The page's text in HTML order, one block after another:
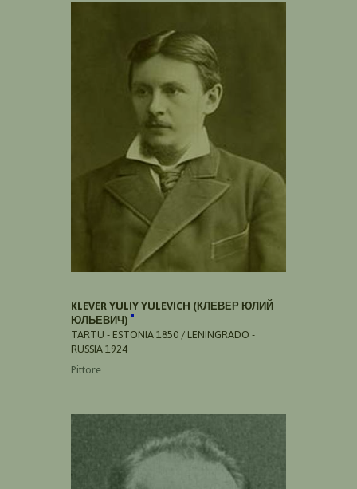
KLEVER YULIY YULEVICH (КЛЕВЕР ЮЛИЙ
ЮЛЬЕВИЧ)
TARTU - ESTONIA 1850 / LENINGRADO -
RUSSIA 1924
Pittore